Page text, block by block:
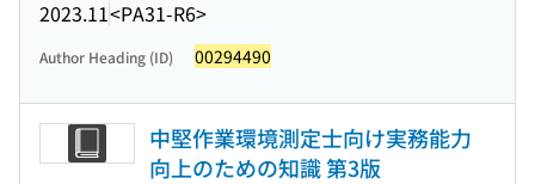
2023.11<PA31-R6>
Author Heading (ID) 00294490
中堅作業環境測定士向け実務能力
向上のための知識 第3版